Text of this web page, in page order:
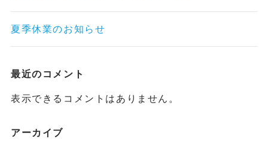
夏季休業のお知らせ
最近のコメント
表示できるコメントはありません。
アーカイブ